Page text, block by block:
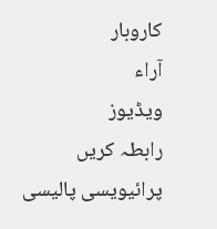
کاروبار
آراء
ویڈیوز
رابطہ کریں
پرائیویسی پالیسی